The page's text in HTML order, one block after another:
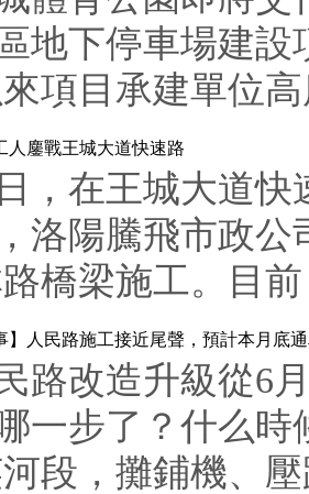
地下停車場建設
項目承建單位
人鏖戰王城大道快速路
，在王城大道
洛陽騰飛市政公
橋梁施工。目
】人民路施工接近尾聲，預計本月底
路改造升級從6
一步了？什么時
段，攤鋪機、